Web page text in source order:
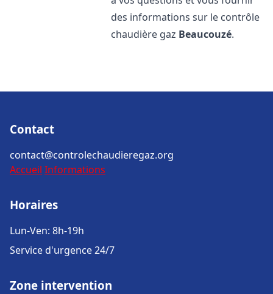
des informations sur le contrôle
chaudière gaz Beaucouzé.
Contact
contact@controlechaudieregaz.org
Accueil Informations
Horaires
Lun-Ven: 8h-19h
Service d'urgence 24/7
Zone intervention